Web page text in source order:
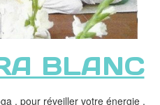
BLANC
, pour réveiller votre énergie ,